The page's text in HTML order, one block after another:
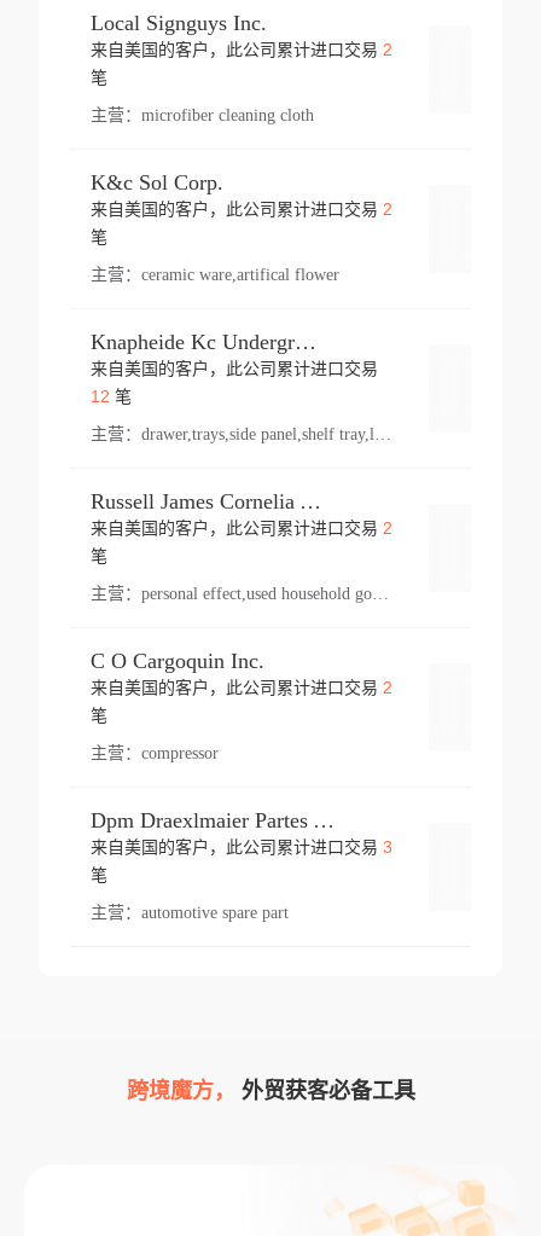
Local Signguys Inc.
来自美国的客户，此公司累计进口交易 2
笔
主营： microfiber cleaning cloth
K&c Sol Corp.
来自美国的客户，此公司累计进口交易 2
笔
主营： ceramic ware,artifical flower
Knapheide Kc Underground
来自美国的客户，此公司累计进口交易
12 笔
主营：
Russell James Cornelia Arlington Va
来自美国的客户，此公司累计进口交易 2
笔
主营： personal effect,used household goods
C O Cargoquin Inc.
来自美国的客户，此公司累计进口交易 2
笔
主营： compressor
Dpm Draexlmaier Partes Automotrices Corr Ind Huejotzingo
来自美国的客户，此公司累计进口交易 3
笔
主营： automotive spare part
跨境魔方， 外贸获客必备工具